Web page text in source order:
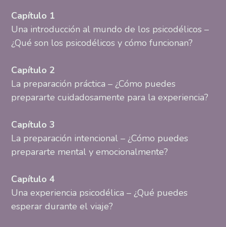
Capítulo 1
Una introducción al mundo de los psicodélicos –
¿Qué son los psicodélicos y cómo funcionan?
Capítulo 2
La preparación práctica – ¿Cómo puedes
prepararte cuidadosamente para la experiencia?
Capítulo 3
La preparación intencional – ¿Cómo puedes
prepararte mental y emocionalmente?
Capítulo 4
Una experiencia psicodélica – ¿Qué puedes
esperar durante el viaje?